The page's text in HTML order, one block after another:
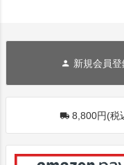
新規会員
8,800円(税